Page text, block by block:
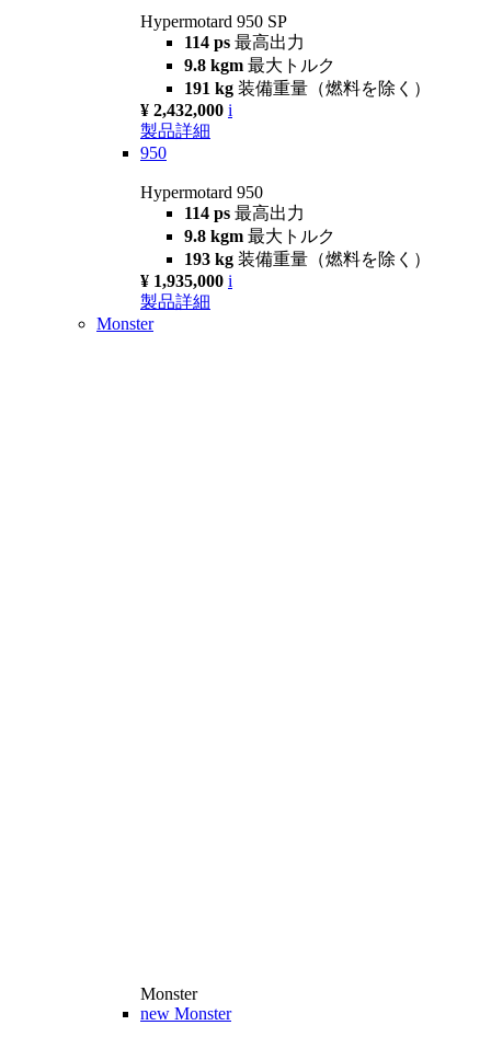
Hypermotard 950 SP
114 ps 最高出力
9.8 kgm 最大トルク
191 kg 装備重量（燃料を除く）
¥ 2,432,000 i
製品詳細
950
Hypermotard 950
114 ps 最高出力
9.8 kgm 最大トルク
193 kg 装備重量（燃料を除く）
¥ 1,935,000 i
製品詳細
Monster
Monster
new Monster